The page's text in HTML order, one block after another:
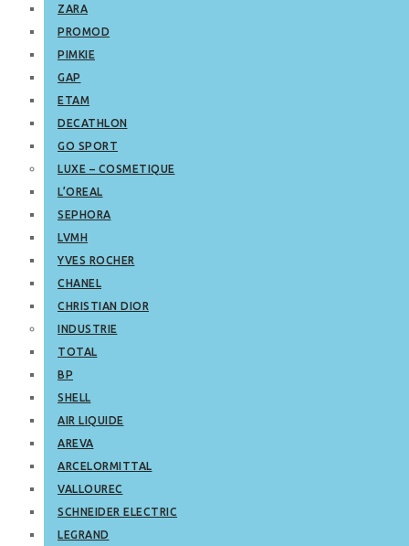
ZARA
PROMOD
PIMKIE
GAP
ETAM
DECATHLON
GO SPORT
LUXE – COSMETIQUE
L’OREAL
SEPHORA
LVMH
YVES ROCHER
CHANEL
CHRISTIAN DIOR
INDUSTRIE
TOTAL
BP
SHELL
AIR LIQUIDE
AREVA
ARCELORMITTAL
VALLOUREC
SCHNEIDER ELECTRIC
LEGRAND